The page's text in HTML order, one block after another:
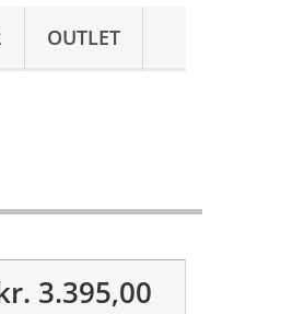
OUTLET
3.395,00